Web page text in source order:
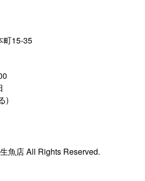
町15-35
)
魚店 All Rights Reserved.